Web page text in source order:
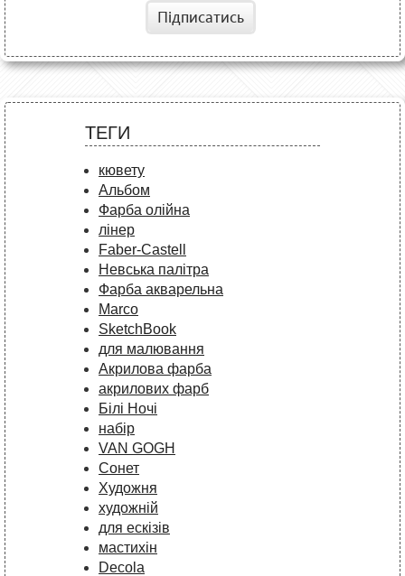
Підписатись
ТЕГИ
кювету
Альбом
Фарба олійна
лінер
Faber-Castell
Невська палітра
Фарба акварельна
Marco
SketchBook
для малювання
Акрилова фарба
акрилових фарб
Білі Ночі
набір
VAN GOGH
Сонет
Художня
художній
для ескізів
мастихін
Decola